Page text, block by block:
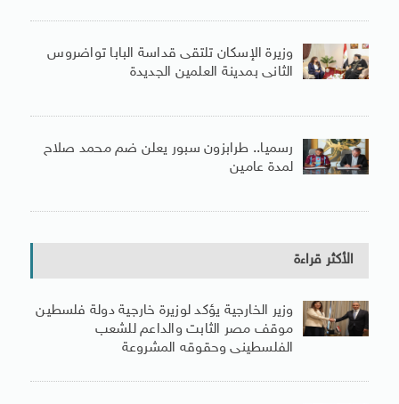
وزيرة الإسكان تلتقى قداسة البابا تواضروس
الثانى بمدينة العلمين الجديدة
رسميا.. طرابزون سبور يعلن ضم محمد صلاح
لمدة عامين
الأكثر قراءة
وزير الخارجية يؤكد لوزيرة خارجية دولة فلسطين
موقف مصر الثابت والداعم للشعب
الفلسطينى وحقوقه المشروعة